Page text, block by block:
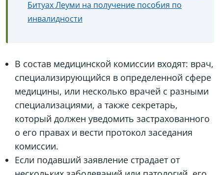
Битуах Леуми на получение пособия по
инвалидности
В состав медицинской комиссии входят: врач,
специализирующийся в определенной сфере
медицины, или несколько врачей с разными
специализациями, а также секретарь,
который должен уведомить застрахованного
о его правах и вести протокол заседания
комиссии.
Если подавший заявление страдает от